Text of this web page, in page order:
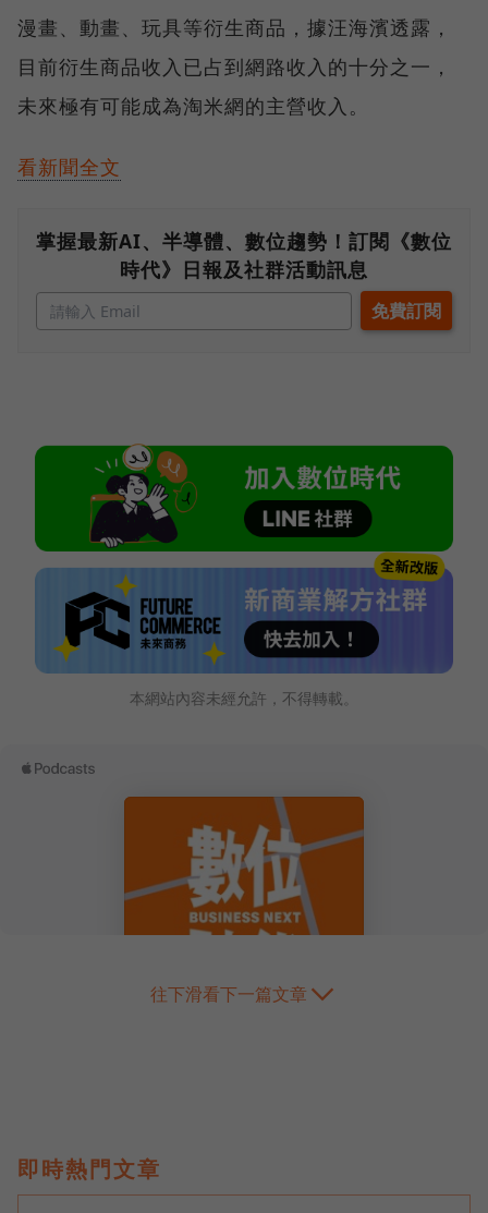
漫畫、動畫、玩具等衍生商品，據汪海濱透露，
目前衍生商品收入已占到網路收入的十分之一，
未來極有可能成為淘米網的主營收入。
看新聞全文
掌握最新AI、半導體、數位趨勢！訂閱《數位
時代》日報及社群活動訊息
本網站內容未經允許，不得轉載。
往下滑看下一篇文章
即時熱門文章